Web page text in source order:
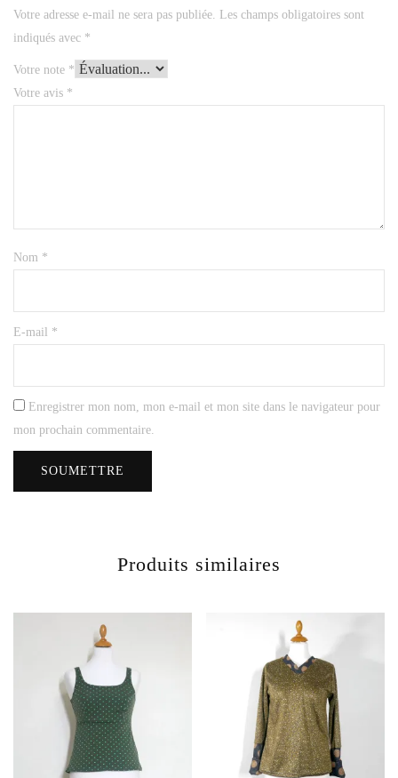
Votre adresse e-mail ne sera pas publiée.
Les champs obligatoires sont
indiqués avec *
Votre note *
Votre avis *
Nom *
E-mail *
Enregistrer mon nom, mon e-mail et mon site dans le navigateur pour
mon prochain commentaire.
Produits similaires